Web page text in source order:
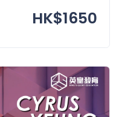
HK$1650